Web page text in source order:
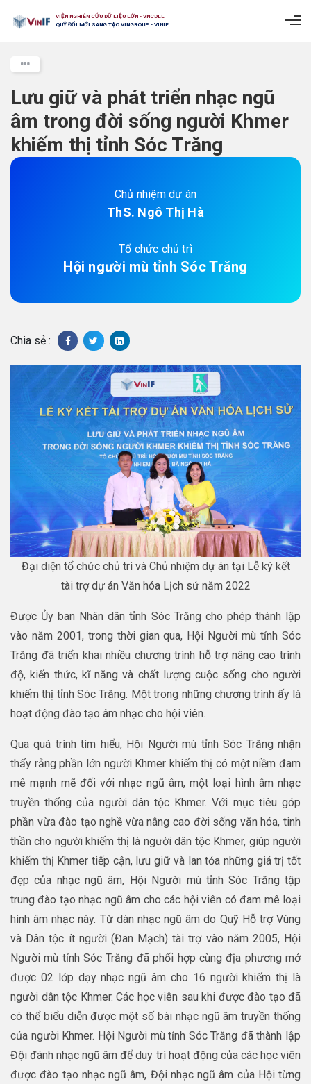
VIỆN NGHIÊN CỨU DỮ LIỆU LỚN - VNCDLL
QUỸ ĐỔI MỚI SÁNG TẠO VINGROUP - VINIF
Lưu giữ và phát triển nhạc ngũ
âm trong đời sống người Khmer
khiếm thị tỉnh Sóc Trăng
Chủ nhiệm dự án
ThS. Ngô Thị Hà
Tổ chức chủ trì
Hội người mù tỉnh Sóc Trăng
Chia sẻ :
Đại diện tổ chức chủ trì và Chủ nhiệm dự án tại Lễ ký kết
tài trợ dự án Văn hóa Lịch sử năm 2022
Được Ủy ban Nhân dân tỉnh Sóc Trăng cho phép thành lập
vào năm 2001, trong thời gian qua, Hội Người mù tỉnh Sóc
Trăng đã triển khai nhiều chương trình hỗ trợ nâng cao trình
độ, kiến thức, kĩ năng và chất lượng cuộc sống cho người
khiếm thị tỉnh Sóc Trăng. Một trong những chương trình ấy là
hoạt động đào tạo âm nhạc cho hội viên.
Qua quá trình tìm hiểu, Hội Người mù tỉnh Sóc Trăng nhận
thấy rằng phần lớn người Khmer khiếm thị có một niềm đam
mê mạnh mẽ đối với nhạc ngũ âm, một loại hình âm nhạc
truyền thống của người dân tộc Khmer. Với mục tiêu góp
phần vừa đào tạo nghề vừa nâng cao đời sống văn hóa, tinh
thần cho người khiếm thị là người dân tộc Khmer, giúp người
khiếm thị Khmer tiếp cận, lưu giữ và lan tỏa những giá trị tốt
đẹp của nhạc ngũ âm, Hội Người mù tỉnh Sóc Trăng tập
trung đào tạo nhạc ngũ âm cho các hội viên có đam mê loại
hình âm nhạc này. Từ dàn nhạc ngũ âm do Quỹ Hỗ trợ Vùng
và Dân tộc ít người (Đan Mạch) tài trợ vào năm 2005, Hội
Người mù tỉnh Sóc Trăng đã phối hợp cùng địa phương mở
được 02 lớp dạy nhạc ngũ âm cho 16 người khiếm thị là
người dân tộc Khmer. Các học viên sau khi được đào tạo đã
có thể biểu diễn được một số bài nhạc ngũ âm truyền thống
của người Khmer. Hội Người mù tỉnh Sóc Trăng đã thành lập
Đội đánh nhạc ngũ âm để duy trì hoạt động của các học viên
được đào tạo nhạc ngũ âm, Đội nhạc ngũ âm của Hội từng